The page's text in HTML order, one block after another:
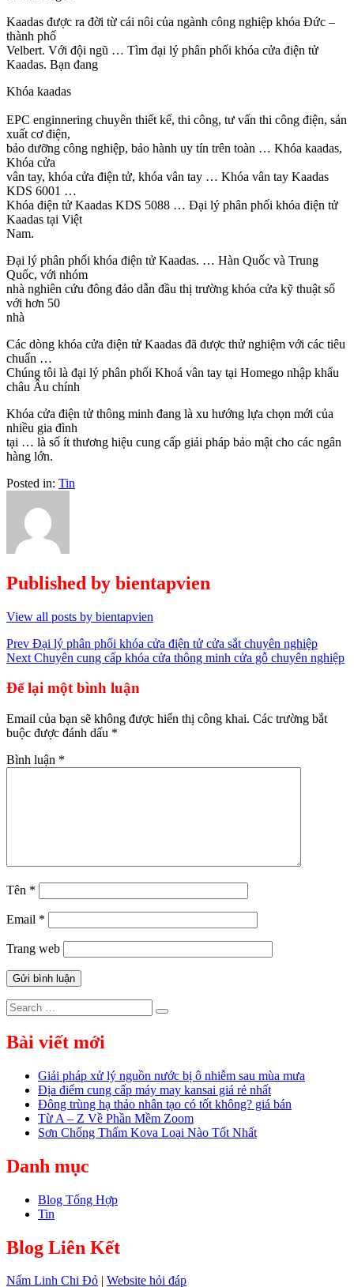
Kaadas được ra đời từ cái nôi của ngành công nghiệp khóa Đức –
thành phố
Velbert. Với đội ngũ … Tìm đại lý phân phối khóa cửa điện tử
Kaadas. Bạn đang
Khóa kaadas
EPC enginnering chuyên thiết kế, thi công, tư vấn thi công điện, sản
xuất cơ điện,
bảo dưỡng công nghiệp, bảo hành uy tín trên toàn … Khóa kaadas,
Khóa cửa
vân tay, khóa cửa điện tử, khóa vân tay … Khóa vân tay Kaadas
KDS 6001 …
Khóa điện tử Kaadas KDS 5088 … Đại lý phân phối khóa điện tử
Kaadas tại Việt
Nam.
Đại lý phân phối khóa điện tử Kaadas. … Hàn Quốc và Trung
Quốc, với nhóm
nhà nghiên cứu đông đảo dẫn đầu thị trường khóa cửa kỹ thuật số
với hơn 50
nhà
Các dòng khóa cửa điện tử Kaadas đã được thử nghiệm với các tiêu
chuẩn …
Chúng tôi là đại lý phân phối Khoá vân tay tại Homego nhập khẩu
châu Âu chính
Khóa cửa điện tử thông minh đang là xu hướng lựa chọn mới của
nhiều gia đình
tại … là số ít thương hiệu cung cấp giải pháp bảo mật cho các ngân
hàng lớn.
Posted in: Tin
Published by bientapvien
View all posts by bientapvien
Điều
hướng
bài
viết
Prev Đại lý phân phối khóa cửa điện tử cửa sắt chuyên nghiệp
Next Chuyên cung cấp khóa cửa thông minh cửa gỗ chuyên nghiệp
Để lại một bình luận
Email của bạn sẽ không được hiển thị công khai. Các trường bắt
buộc được đánh dấu *
Bình luận *
Tên *
Email *
Trang web
Search
for:
Search
Bài viết mới
Giải pháp xử lý nguồn nước bị ô nhiễm sau mùa mưa
Địa điểm cung cấp máy may kansai giá rẻ nhất
Đông trùng hạ thảo nhân tạo có tốt không? giá bán
Từ A – Z Về Phần Mềm Zoom
Sơn Chống Thấm Kova Loại Nào Tốt Nhất
Danh mục
Blog Tổng Hợp
Tin
Blog Liên Kết
Nấm Linh Chi Đỏ | Website hỏi đáp